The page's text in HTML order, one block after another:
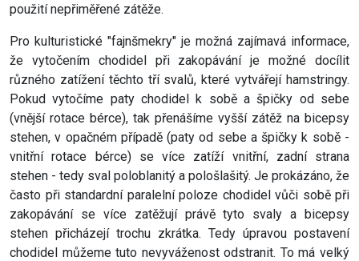
použití nepřiměřené zátěže.
Pro kulturistické "fajnšmekry" je možná zajímavá informace,
že vytočením chodidel při zakopávání je možné docílit
různého zatížení těchto tří svalů, které vytvářejí hamstringy.
Pokud vytočíme paty chodidel k sobě a špičky od sebe
(vnější rotace bérce), tak přenášíme vyšší zátěž na bicepsy
stehen, v opačném případě (paty od sebe a špičky k sobě -
vnitřní rotace bérce) se více zatíží vnitřní, zadní strana
stehen - tedy sval poloblanitý a pološlašitý. Je prokázáno, že
často při standardní paralelní poloze chodidel vůči sobě při
zakopávání se více zatěžují právě tyto svaly a bicepsy
stehen přicházejí trochu zkrátka. Tedy úpravou postavení
chodidel můžeme tuto nevyváženost odstranit. To má velký